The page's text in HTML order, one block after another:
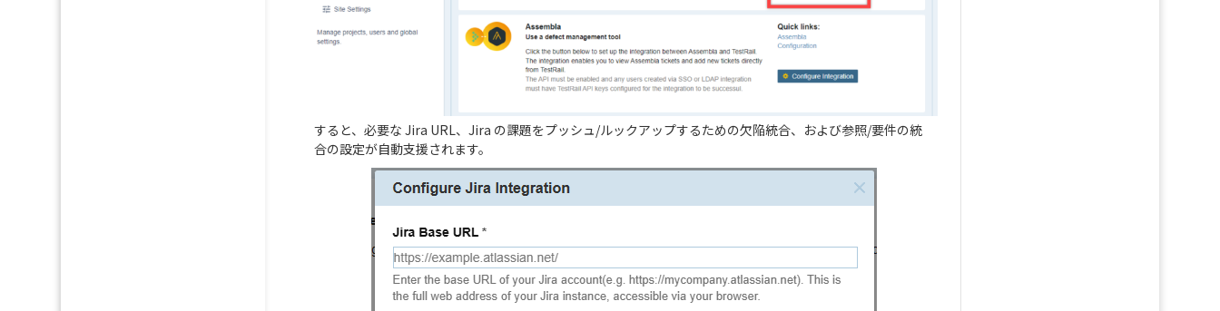
すると、必要な Jira URL、Jira の課題をプッシュ/ルックアップするための欠陥統合、および参照/要件の統
合の設定が自動支援されます。